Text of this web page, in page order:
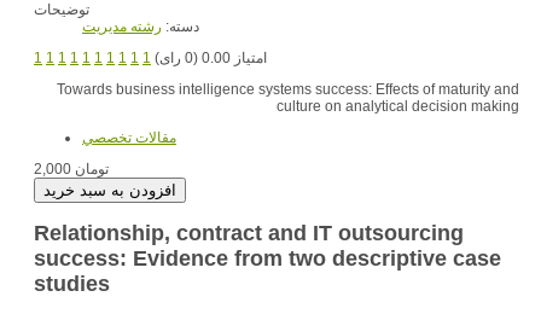
توضیحات
دسته: رشته مديريت
1 1 1 1 1 1 1 1 1 1
امتیاز 0.00 (0 رای)
Towards business intelligence systems success: Effects of maturity and
culture on analytical decision making
مقالات تخصصي
2,000 تومان
Relationship, contract and IT outsourcing
success: Evidence from two descriptive case
studies